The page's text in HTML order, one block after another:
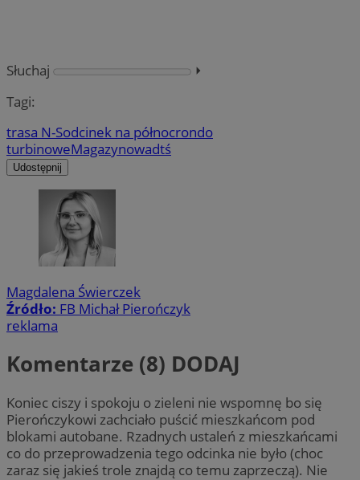
Słuchaj
⏵︎
Tagi:
trasa N-Sodcinek na północrondo
turbinoweMagazynowadtś
Udostępnij
Magdalena Świerczek
Źródło: FB Michał Pierończyk
reklama
Komentarze (8) DODAJ
Koniec ciszy i spokoju o zieleni nie wspomnę bo się
Pierończykowi zachciało puścić mieszkańcom pod
blokami autobane. Rzadnych ustaleń z mieszkańcami
co do przeprowadzenia tego odcinka nie było (choc
zaraz się jakieś trole znajdą co temu zaprzeczą). Nie